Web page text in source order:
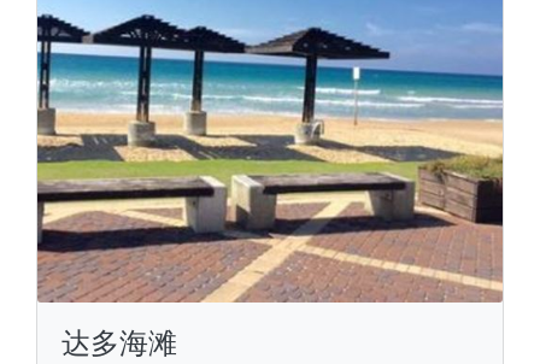
达多海滩